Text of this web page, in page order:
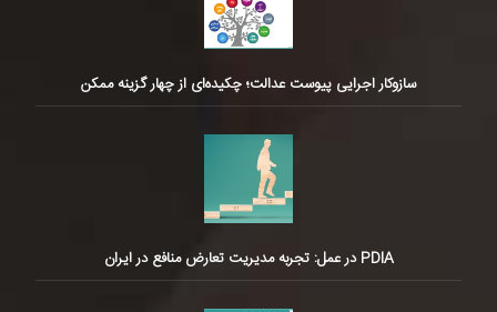
سازوکار اجرایی پیوست عدالت؛ چکیده‌ای از چهار گزینه ممکن
PDIA در عمل: تجربه مدیریت تعارض منافع در ایران